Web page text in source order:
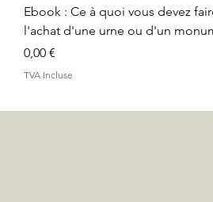
Ebook : Ce à quoi vous devez
l'achat d'une urne ou d'un
Prix
0,00 €
TVA Incluse